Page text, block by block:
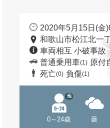
2020年5月15日(金
和歌山市松江北一
車両相互 小破事故
普通乗用車(1) 原付
死亡(0) 負傷(1)
0～24歳
他
曇